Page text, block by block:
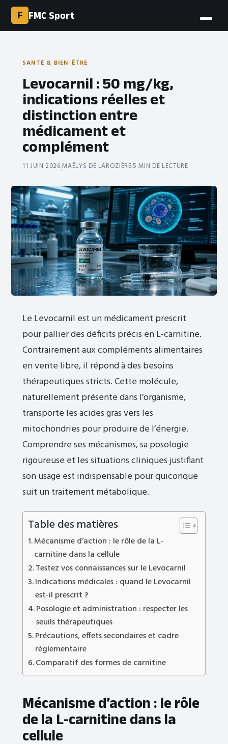
F FMC Sport
SANTÉ & BIEN-ÊTRE
Levocarnil : 50 mg/kg,
indications réelles et
distinction entre
médicament et
complément
11 JUIN 2026·MAËLYS DE LAROZIÈRE·5 MIN DE LECTURE
Le Levocarnil est un médicament prescrit
pour pallier des déficits précis en L-carnitine.
Contrairement aux compléments alimentaires
en vente libre, il répond à des besoins
thérapeutiques stricts. Cette molécule,
naturellement présente dans l’organisme,
transporte les acides gras vers les
mitochondries pour produire de l’énergie.
Comprendre ses mécanismes, sa posologie
rigoureuse et les situations cliniques justifiant
son usage est indispensable pour quiconque
suit un traitement métabolique.
Table des matières
Mécanisme d’action : le rôle de la L-
carnitine dans la cellule
Testez vos connaissances sur le Levocarnil
Indications médicales : quand le Levocarnil
est-il prescrit ?
Posologie et administration : respecter les
seuils thérapeutiques
Précautions, effets secondaires et cadre
réglementaire
Comparatif des formes de carnitine
Mécanisme d’action : le rôle
de la L-carnitine dans la
cellule